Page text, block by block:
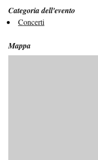
Categoria dell'evento
Concerti
Mappa